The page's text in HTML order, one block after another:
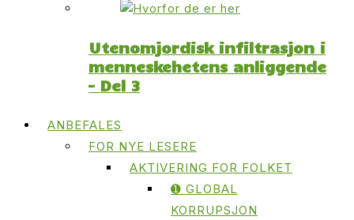
Utenomjordisk infiltrasjon i
menneskehetens anliggende
– Del 3
ANBEFALES
FOR NYE LESERE
AKTIVERING FOR FOLKET
➊ GLOBAL
KORRUPSJON